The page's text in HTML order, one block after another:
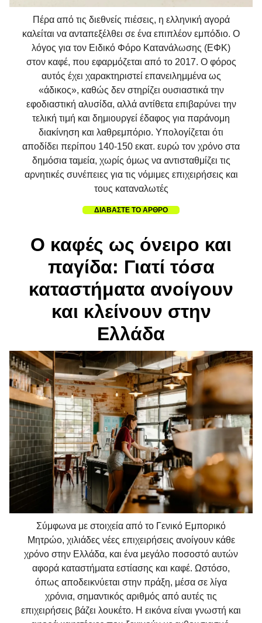
Πέρα από τις διεθνείς πιέσεις, η ελληνική αγορά
καλείται να ανταπεξέλθει σε ένα επιπλέον εμπόδιο. Ο
λόγος για τον Ειδικό Φόρο Κατανάλωσης (ΕΦΚ)
στον καφέ, που εφαρμόζεται από το 2017. Ο φόρος
αυτός έχει χαρακτηριστεί επανειλημμένα ως
«άδικος», καθώς δεν στηρίζει ουσιαστικά την
εφοδιαστική αλυσίδα, αλλά αντίθετα επιβαρύνει την
τελική τιμή και δημιουργεί έδαφος για παράνομη
διακίνηση και λαθρεμπόριο. Υπολογίζεται ότι
αποδίδει περίπου 140-150 εκατ. ευρώ τον χρόνο στα
δημόσια ταμεία, χωρίς όμως να αντισταθμίζει τις
αρνητικές συνέπειες για τις νόμιμες επιχειρήσεις και
τους καταναλωτές
ΔΙΑΒΑΣΤΕ ΤΟ ΑΡΘΡΟ
Ο καφές ως όνειρο και
παγίδα: Γιατί τόσα
καταστήματα ανοίγουν
και κλείνουν στην
Ελλάδα
Σύμφωνα με στοιχεία από το Γενικό Εμπορικό
Μητρώο, χιλιάδες νέες επιχειρήσεις ανοίγουν κάθε
χρόνο στην Ελλάδα, και ένα μεγάλο ποσοστό αυτών
αφορά καταστήματα εστίασης και καφέ. Ωστόσο,
όπως αποδεικνύεται στην πράξη, μέσα σε λίγα
χρόνια, σημαντικός αριθμός από αυτές τις
επιχειρήσεις βάζει λουκέτο. Η εικόνα είναι γνωστή και